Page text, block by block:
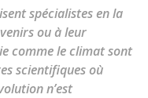
spécialistes en la
ou à leur
comme le climat sont
scientifiques où
n’est